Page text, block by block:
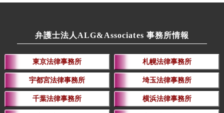
弁護士法人ALG&Associates 事務所情報
東京法律事務所 札幌法律事務所
宇都宮法律事務所 埼玉法律事務所
千葉法律事務所 横浜法律事務所